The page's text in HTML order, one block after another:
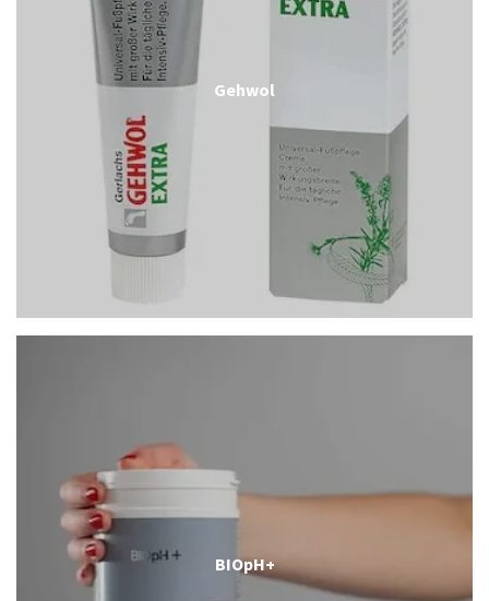
Gehwol
BIOpH+